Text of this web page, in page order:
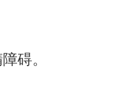
碍。